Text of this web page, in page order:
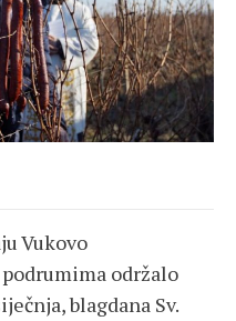
Vukovo
održalo
blagdana Sv.